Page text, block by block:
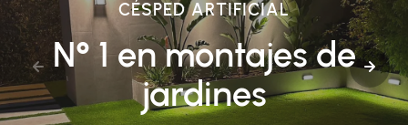
CÉSPED ARTIFICIAL
N° 1 en montajes de
jardines